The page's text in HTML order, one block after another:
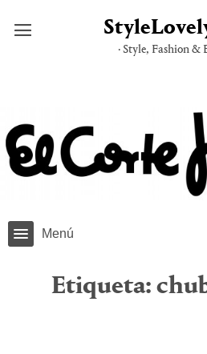
contenido
· Style, Fashion &
Menú
Etiqueta: